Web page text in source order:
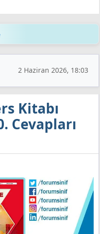
2 Haziran 2026, 18:03
Kitabı
Cevapları